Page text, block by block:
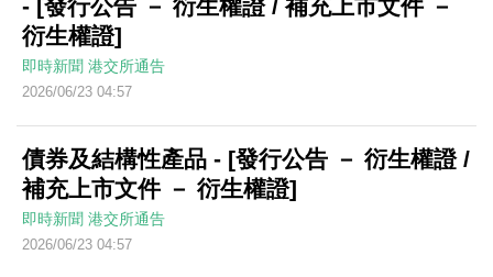
- [發行公告 － 衍生權證 / 補充上市文件 －
衍生權證]
即時新聞 港交所通告
2026/06/23 04:57
債券及結構性產品 - [發行公告 － 衍生權證 /
補充上市文件 － 衍生權證]
即時新聞 港交所通告
2026/06/23 04:57